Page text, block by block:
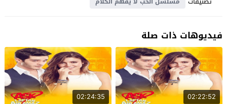
فيديوهات ذات صلة
02:22:52
02:24:35